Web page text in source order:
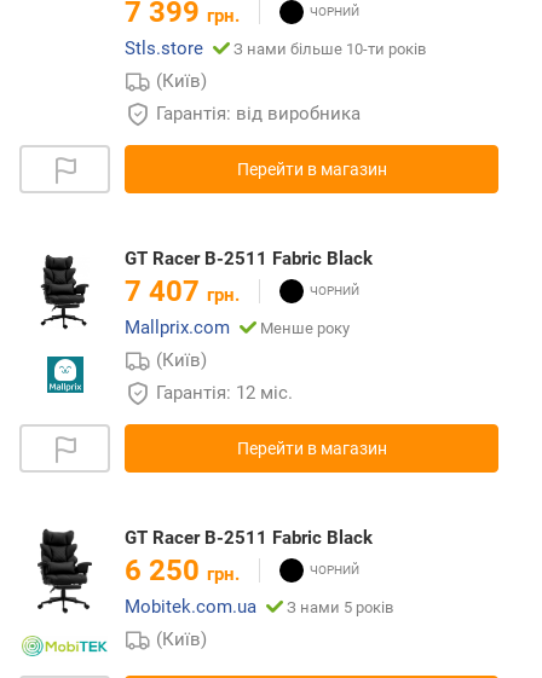
7 399 грн.
Stls.store
З нами більше 10-ти років
(Київ)
Гарантія: від виробника
Перейти в магазин
GT Racer B-2511 Fabric Black
7 407 грн.
Mallprix.com
Менше року
(Київ)
Гарантія: 12 міс.
Перейти в магазин
GT Racer B-2511 Fabric Black
6 250 грн.
Mobitek.com.ua
З нами 5 років
(Київ)